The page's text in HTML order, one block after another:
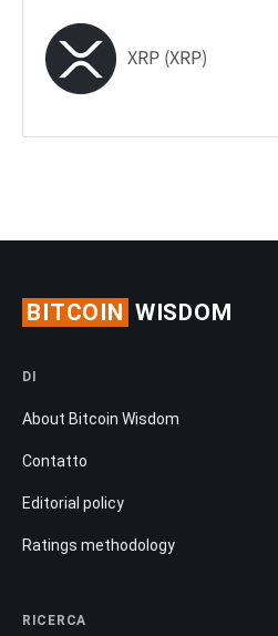
XRP (XRP)
BITCOIN WISDOM
DI
About Bitcoin Wisdom
Contatto
Editorial policy
Ratings methodology
RICERCA